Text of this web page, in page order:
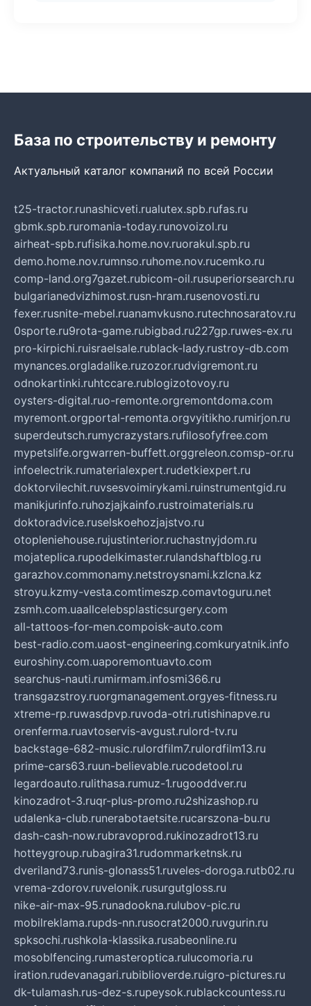
База по строительству и ремонту
Актуальный каталог компаний по всей России
t25-tractor.runashicveti.rualutex.spb.rufas.ru
gbmk.spb.ruromania-today.runovoizol.ru
airheat-spb.rufisika.home.nov.ruorakul.spb.ru
demo.home.nov.rumnso.ruhome.nov.rucemko.ru
comp-land.org7gazet.rubicom-oil.rusuperiorsearch.ru
bulgarianedvizhimost.rusn-hram.rusenovosti.ru
fexer.rusnite-mebel.ruanamvkusno.rutechnosaratov.ru
0sporte.ru9rota-game.rubigbad.ru227gp.ruwes-ex.ru
pro-kirpichi.ruisraelsale.rublack-lady.rustroy-db.com
mynances.orgladalike.ruzozor.rudvigremont.ru
odnokartinki.ruhtccare.rublogizotovoy.ru
oysters-digital.ruo-remonte.orgremontdoma.com
myremont.orgportal-remonta.orgvyitikho.rumirjon.ru
superdeutsch.rumycrazystars.rufilosofyfree.com
mypetslife.orgwarren-buffett.orggreleon.comsp-or.ru
infoelectrik.rumaterialexpert.rudetkiexpert.ru
doktorvilechit.ruvsesvoimirykami.ruinstrumentgid.ru
manikjurinfo.ruhozjajkainfo.rustroimaterials.ru
doktoradvice.ruselskoehozjajstvo.ru
otopleniehouse.rujustinterior.ruchastnyjdom.ru
mojateplica.rupodelkimaster.rulandshaftblog.ru
garazhov.commonamy.netstroysnami.kzlcna.kz
stroyu.kzmy-vesta.comtimeszp.comavtoguru.net
zsmh.com.uaallcelebsplasticsurgery.com
all-tattoos-for-men.compoisk-auto.com
best-radio.com.uaost-engineering.comkuryatnik.info
euroshiny.com.uaporemontuavto.com
searchus-nauti.rumirmam.infosmi366.ru
transgazstroy.ruorgmanagement.orgyes-fitness.ru
xtreme-rp.ruwasdpvp.ruvoda-otri.rutishinapve.ru
orenferma.ruavtoservis-avgust.rulord-tv.ru
backstage-682-music.rulordfilm7.rulordfilm13.ru
prime-cars63.ruun-believable.rucodetool.ru
legardoauto.rulithasa.rumuz-1.rugooddver.ru
kinozadrot-3.ruqr-plus-promo.ru2shizashop.ru
udalenka-club.runerabotaetsite.rucarszona-bu.ru
dash-cash-now.rubravoprod.rukinozadrot13.ru
hotteygroup.rubagira31.rudommarketnsk.ru
dveriland73.runis-glonass51.ruveles-doroga.rutb02.ru
vrema-zdorov.ruvelonik.rusurgutgloss.ru
nike-air-max-95.runadookna.rulubov-pic.ru
mobilreklama.rupds-nn.rusocrat2000.ruvgurin.ru
spksochi.rushkola-klassika.rusabeonline.ru
mosoblfencing.rumasteroptica.rulucomoria.ru
iration.rudevanagari.rubiblioverde.ruigro-pictures.ru
dk-tulamash.rus-dez-s.rupeysok.rublackcountess.ru